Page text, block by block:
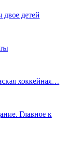
детей
хоккейная…
Главное к